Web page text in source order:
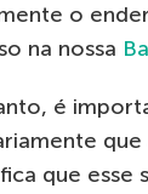
o
na nossa
é
que